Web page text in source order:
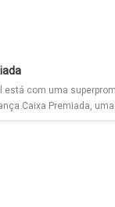
está com uma
Caixa Premiada, uma